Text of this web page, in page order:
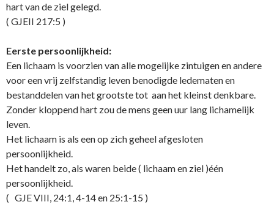
hart van de ziel gelegd.
( GJEII 217:5 )
Eerste persoonlijkheid:
Een lichaam is voorzien van alle mogelijke zintuigen en andere
voor een vrij zelfstandig leven benodigde ledematen en
bestanddelen van het grootste tot aan het kleinst denkbare.
Zonder kloppend hart zou de mens geen uur lang lichamelijk
leven.
Het lichaam is als een op zich geheel afgesloten
persoonlijkheid.
Het handelt zo, als waren beide ( lichaam en ziel )één
persoonlijkheid.
( GJE VIII, 24:1, 4-14 en 25:1-15 )